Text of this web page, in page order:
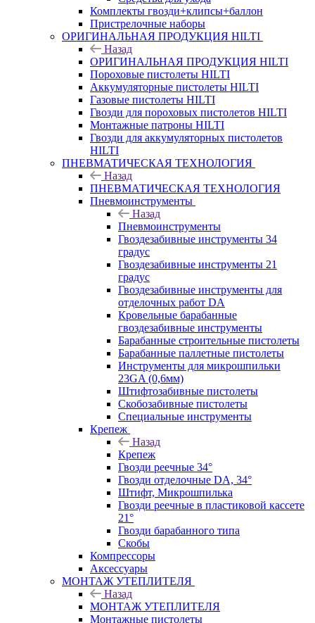
Комплекты гвозди+клипсы+баллон
Пристрелочные наборы
ОРИГИНАЛЬНАЯ ПРОДУКЦИЯ HILTI
Назад
ОРИГИНАЛЬНАЯ ПРОДУКЦИЯ HILTI
Пороховые пистолеты HILTI
Аккумуляторные пистолеты HILTI
Газовые пистолеты HILTI
Гвозди для пороховых пистолетов HILTI
Монтажные патроны HILTI
Гвозди для аккумуляторных пистолетов
HILTI
ПНЕВМАТИЧЕСКАЯ ТЕХНОЛОГИЯ
Назад
ПНЕВМАТИЧЕСКАЯ ТЕХНОЛОГИЯ
Пневмоинструменты
Назад
Пневмоинструменты
Гвоздезабивные инструменты 34
градус
Гвоздезабивные инструменты 21
градус
Гвоздезабивные инструменты для
отделочных работ DA
Кровельные барабанные
гвоздезабивные инструменты
Барабанные строительные пистолеты
Барабанные паллетные пистолеты
Инструменты для микрошпильки
23GA (0,6мм)
Штифтозабивные пистолеты
Скобозабивные пистолеты
Специальные инструменты
Крепеж
Назад
Крепеж
Гвозди реечные 34°
Гвозди отделочные DA, 34°
Штифт, Микрошпилька
Гвозди реечные в пластиковой кассете
21°
Гвозди барабанного типа
Скобы
Компрессоры
Аксессуары
МОНТАЖ УТЕПЛИТЕЛЯ
Назад
МОНТАЖ УТЕПЛИТЕЛЯ
Монтажные пистолеты